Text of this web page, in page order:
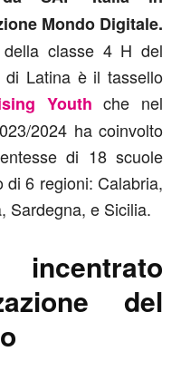
Mondo Digitale.
della classe 4 H del
di Latina è il tassello
Youth che nel
2024 ha coinvolto
di 18 scuole
di 6 regioni: Calabria,
Sardegna, e Sicilia.
incentrato
del